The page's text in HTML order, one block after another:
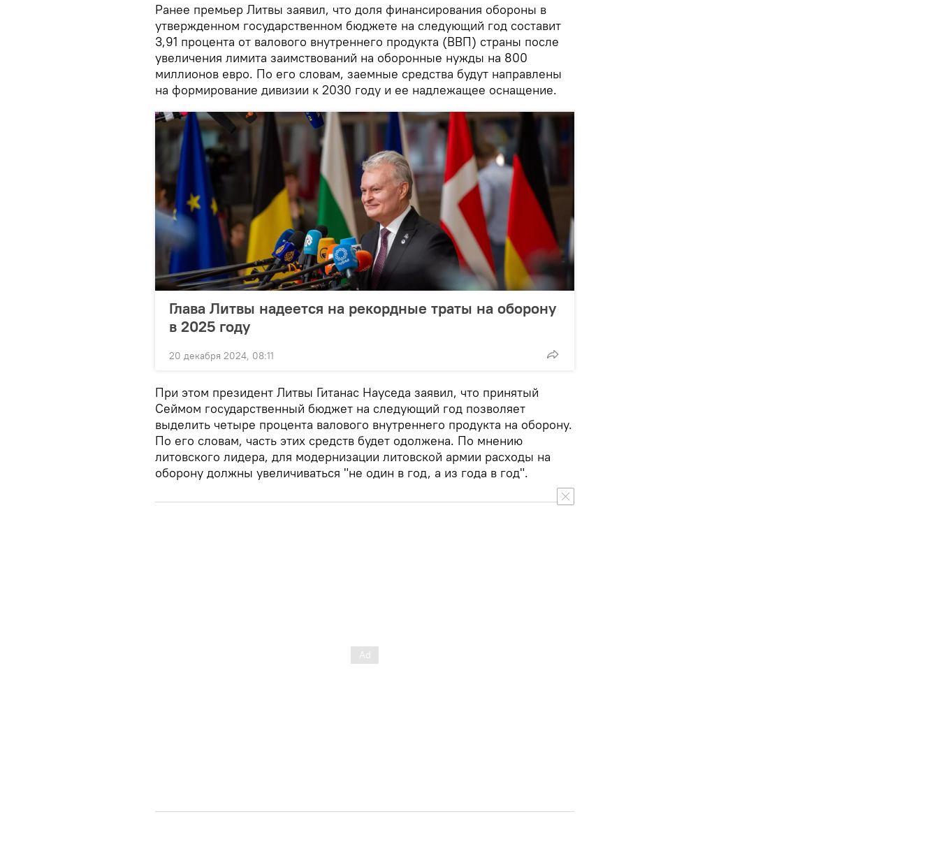
Ранее премьер Литвы заявил, что доля финансирования обороны в
утвержденном государственном бюджете на следующий год составит
3,91 процента от валового внутреннего продукта (ВВП) страны после
увеличения лимита заимствований на оборонные нужды на 800
миллионов евро. По его словам, заемные средства будут направлены
на формирование дивизии к 2030 году и ее надлежащее оснащение.
Глава Литвы надеется на рекордные траты на оборону
в 2025 году
20 декабря 2024, 08:11
При этом президент Литвы Гитанас Науседа заявил, что принятый
Сеймом государственный бюджет на следующий год позволяет
выделить четыре процента валового внутреннего продукта на оборону.
По его словам, часть этих средств будет одолжена. По мнению
литовского лидера, для модернизации литовской армии расходы на
оборону должны увеличиваться "не один в год, а из года в год".